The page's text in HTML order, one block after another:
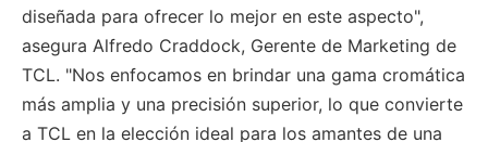
diseñada para ofrecer lo mejor en este aspecto",
asegura Alfredo Craddock, Gerente de Marketing de
TCL. "Nos enfocamos en brindar una gama cromática
más amplia y una precisión superior, lo que convierte
a TCL en la elección ideal para los amantes de una